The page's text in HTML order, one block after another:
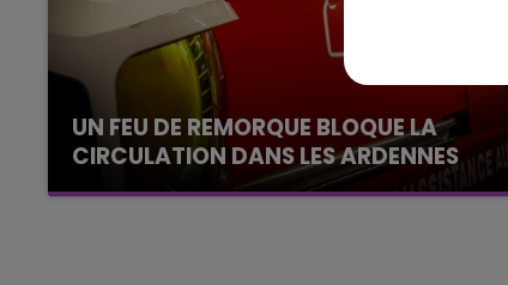
UN FEU DE REMORQUE BLOQUE LA
CIRCULATION DANS LES ARDENNES
Un feu de remorque s'est déclaré ce mercredi
LE TICKET DE CAISSE